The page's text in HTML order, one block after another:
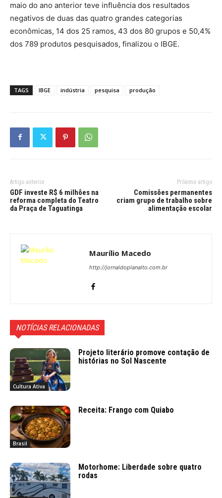
maio do ano anterior teve influência dos resultados
negativos de duas das quatro grandes categorias
econômicas, 14 dos 25 ramos, 43 dos 80 grupos e 50,4%
dos 789 produtos pesquisados, finalizou o IBGE.
TAGS IBGE indústria pesquisa produção
Artigo anterior
GDF investe R$ 6 milhões na
reforma completa do Teatro
da Praça de Taguatinga
Próximo artigo
Comissões permanentes
criam grupo de trabalho sobre
alimentação escolar
Maurílio Macedo
http://jornaldoplanalto.com.br
NOTÍCIAS RELACIONADAS
Cultura Ativa
Projeto literário promove contação de
histórias no Sol Nascente
Brasil
Receita: Frango com Quiabo
Motorhome: Liberdade sobre quatro
rodas